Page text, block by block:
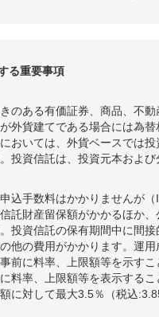
る重要事項
のある有価証券、商品、不
外貨建てである場合には為
おいては、外貨ベースでは
投資信託は、投資元本およ
込手数料はかかりませんが
託財産留保額がかかるほか
投資信託の保有期間中に間
他の費用がかかります。運
前に料率、上限額等を示す
料率、上限額等を表示する
に対して最大3.5％（税込